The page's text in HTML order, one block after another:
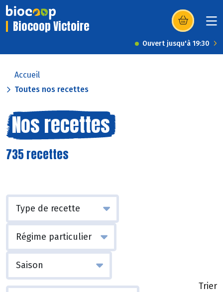
Biocoop Victoire (s’ouvre dans
Ouvert jusqu'à 19:30
Accueil
Toutes nos recettes
Nos recettes
735 recettes
Trier